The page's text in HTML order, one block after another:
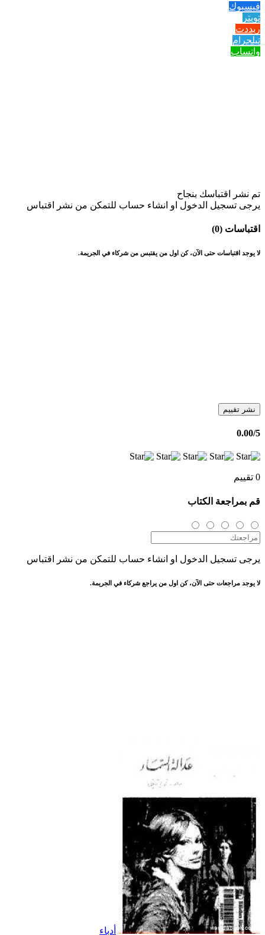
فيسبوك
تويتر
ريددت
تيلجرام
واتساب
تم نشر اقتباسك بنجاح
يرجى تسجيل الدخول او انشاء حساب للتمكن من نشر اقتباس
اقتباسات (0)
لا يوجد اقتباسات حتى الآن، كن اول من يقتبس من شركاء في الجريمة.
نشر تقييم
0.00/5
0 تقييم
قم بمراجعة الكتاب
يرجى تسجيل الدخول او انشاء حساب للتمكن من نشر اقتباس
لا يوجد مراجعات حتى الآن، كن اول من يراجع شركاء في الجريمة.
أدباء